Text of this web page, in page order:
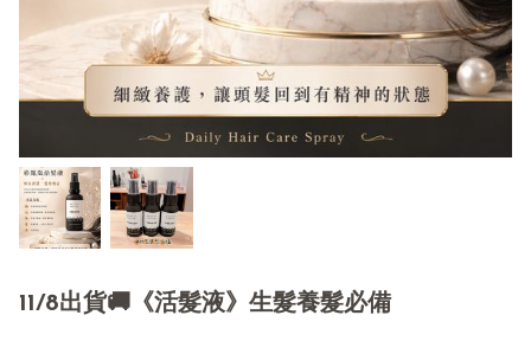
11/8出貨🚚《活髮液》生髮養髮必備